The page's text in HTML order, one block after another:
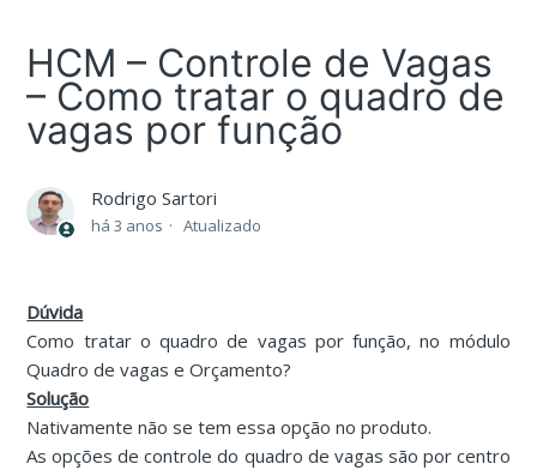
HCM – Controle de Vagas
– Como tratar o quadro de
vagas por função
Rodrigo Sartori
há 3 anos Atualizado
Dúvida
Como tratar o quadro de vagas por função, no módulo
Quadro de vagas e Orçamento?
Solução
Nativamente não se tem essa opção no produto.
As opções de controle do quadro de vagas são por centro